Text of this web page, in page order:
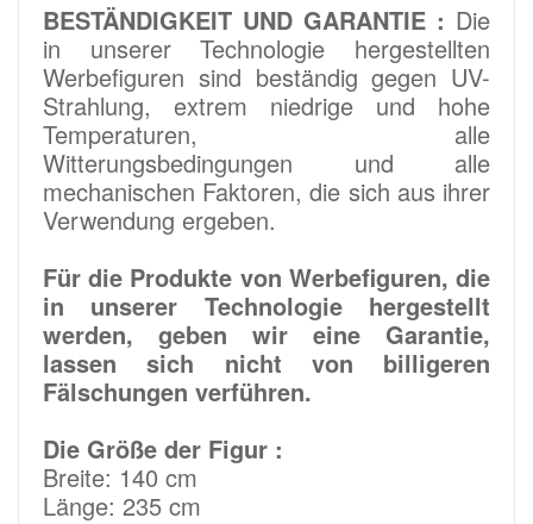
BESTÄNDIGKEIT UND GARANTIE : Die
in unserer Technologie hergestellten
Werbefiguren sind beständig gegen UV-
Strahlung, extrem niedrige und hohe
Temperaturen, alle
Witterungsbedingungen und alle
mechanischen Faktoren, die sich aus ihrer
Verwendung ergeben.
Für die Produkte von Werbefiguren, die
in unserer Technologie hergestellt
werden, geben wir eine Garantie,
lassen sich nicht von billigeren
Fälschungen verführen.
Die Größe der Figur :
Breite: 140 cm
Länge: 235 cm